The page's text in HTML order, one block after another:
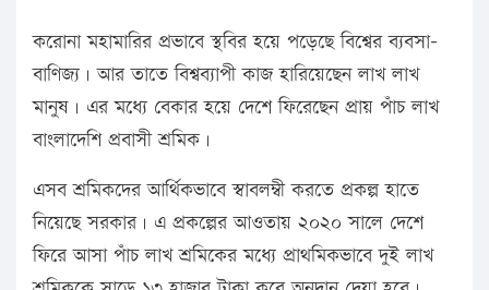
করোনা মহামারির প্রভাবে স্থবির হয়ে পড়েছে বিশ্বের ব্যবসা-
বাণিজ্য। আর তাতে বিশ্বব্যাপী কাজ হারিয়েছেন লাখ লাখ
মানুষ। এর মধ্যে বেকার হয়ে দেশে ফিরেছেন প্রায় পাঁচ লাখ
বাংলাদেশি প্রবাসী শ্রমিক।
এসব শ্রমিকদের আর্থিকভাবে স্বাবলম্বী করতে প্রকল্প হাতে
নিয়েছে সরকার। এ প্রকল্পের আওতায় ২০২০ সালে দেশে
ফিরে আসা পাঁচ লাখ শ্রমিকের মধ্যে প্রাথমিকভাবে দুই লাখ